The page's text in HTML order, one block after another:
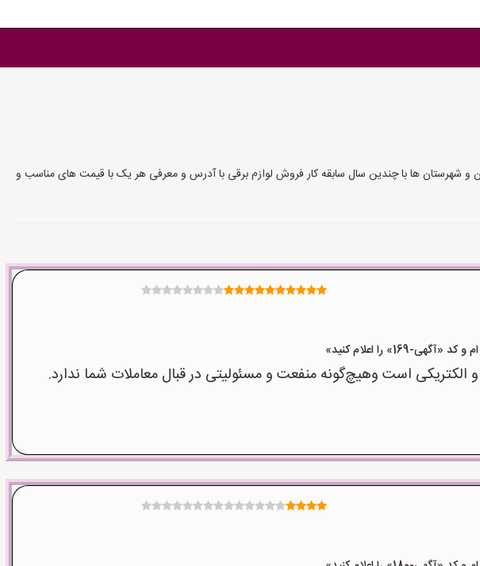
و شهرستان ها با چندین سال سابقه کار فروش لوازم برقی با آدرس و معرفی هر یک با قیمت های مناسب و
را اعلام کنید»
است وهیچ‌گونه منفعت و مسئولیتی در قبال معاملات شما ندارد.